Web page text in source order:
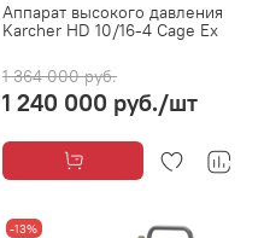
Аппарат высокого давления
Karcher HD 10/16-4 Cage Ex
1 364 000 руб.
1 240 000 руб./шт
-13%